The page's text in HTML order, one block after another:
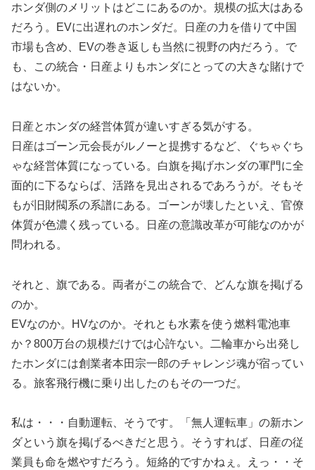
ホンダ側のメリットはどこにあるのか。規模の拡大はある
だろう。EVに出遅れのホンダだ。日産の力を借りて中国
市場も含め、EVの巻き返しも当然に視野の内だろう。で
も、この統合・日産よりもホンダにとっての大きな賭けで
はないか。
日産とホンダの経営体質が違いすぎる気がする。
日産はゴーン元会長がルノーと提携するなど、ぐちゃぐち
ゃな経営体質になっている。白旗を掲げホンダの軍門に全
面的に下るならば、活路を見出されるであろうが。そもそ
もが旧財閥系の系譜にある。ゴーンが壊したといえ、官僚
体質が色濃く残っている。日産の意識改革が可能なのかが
問われる。
それと、旗である。両者がこの統合で、どんな旗を掲げる
のか。
EVなのか。HVなのか。それとも水素を使う燃料電池車
か？800万台の規模だけでは心許ない。二輪車から出発し
たホンダには創業者本田宗一郎のチャレンジ魂が宿ってい
る。旅客飛行機に乗り出したのもその一つだ。
私は・・・自動運転、そうです。「無人運転車」の新ホン
ダという旗を掲げるべきだと思う。そうすれば、日産の従
業員も命を燃やすだろう。短絡的ですかねぇ。えっ・・そ